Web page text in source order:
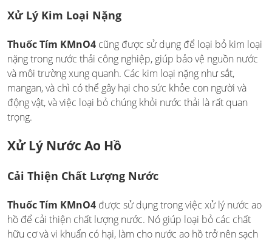
Xử Lý Kim Loại Nặng
Thuốc Tím KMnO4 cũng được sử dụng để loại bỏ kim loại
nặng trong nước thải công nghiệp, giúp bảo vệ nguồn nước
và môi trường xung quanh. Các kim loại nặng như sắt,
mangan, và chì có thể gây hại cho sức khỏe con người và
động vật, và việc loại bỏ chúng khỏi nước thải là rất quan
trọng.
Xử Lý Nước Ao Hồ
Cải Thiện Chất Lượng Nước
Thuốc Tím KMnO4 được sử dụng trong việc xử lý nước ao
hồ để cải thiện chất lượng nước. Nó giúp loại bỏ các chất
hữu cơ và vi khuẩn có hại, làm cho nước ao hồ trở nên sạch